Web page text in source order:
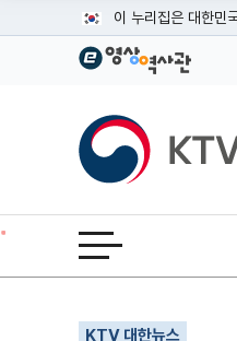
이 누리집은 대한민
공식 누리집 주소
이밖에 or.kr 또는 .kr
운영중인 공식 누리
KTV국민방송
전체메뉴 열기
KTV 대한뉴스
기사인쇄
글자확대
글자축소